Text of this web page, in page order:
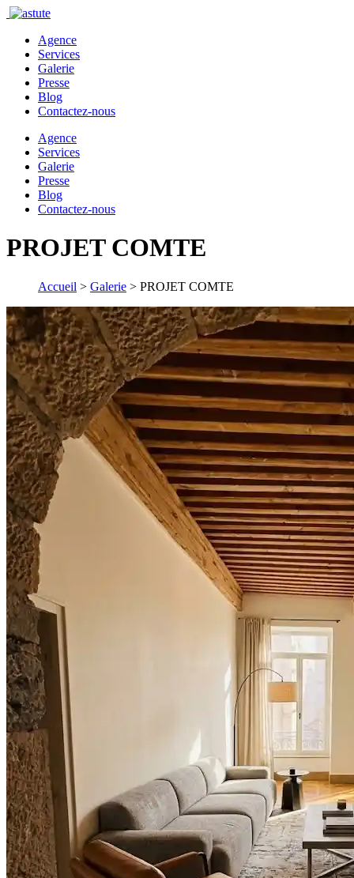
Agence
Services
Galerie
Presse
Blog
Contactez-nous
Agence
Services
Galerie
Presse
Blog
Contactez-nous
PROJET COMTE
Accueil > Galerie > PROJET COMTE